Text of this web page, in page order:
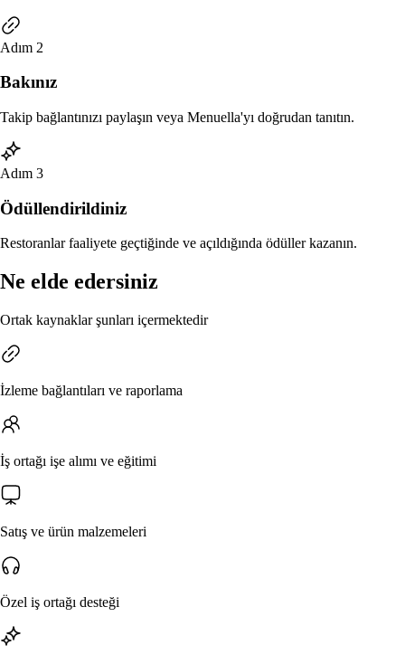
Adım 2
Bakınız
Takip bağlantınızı paylaşın veya Menuella'yı doğrudan tanıtın.
Adım 3
Ödüllendirildiniz
Restoranlar faaliyete geçtiğinde ve açıldığında ödüller kazanın.
Ne elde edersiniz
Ortak kaynaklar şunları içermektedir
İzleme bağlantıları ve raporlama
İş ortağı işe alımı ve eğitimi
Satış ve ürün malzemeleri
Özel iş ortağı desteği